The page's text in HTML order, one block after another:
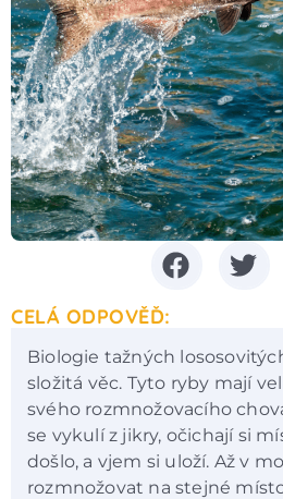
CELÁ ODPOVĚĎ:
Biologie tažných
složitá věc. Tyto ryby mají
svého rozmnožovacího
se vykulí z jikry, očichají si
došlo, a vjem si uloží. Až v
rozmnožovat na stejné